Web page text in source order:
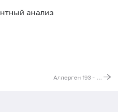
анализ
Аллерген f93 - какао, IgG